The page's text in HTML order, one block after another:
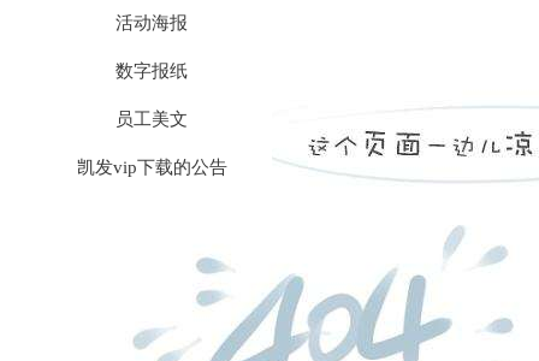
活动海报
数字报纸
员工美文
凯发vip下载的公告